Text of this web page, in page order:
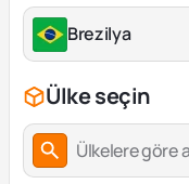
Brezilya
Ülke seçin
Ülkelere göre